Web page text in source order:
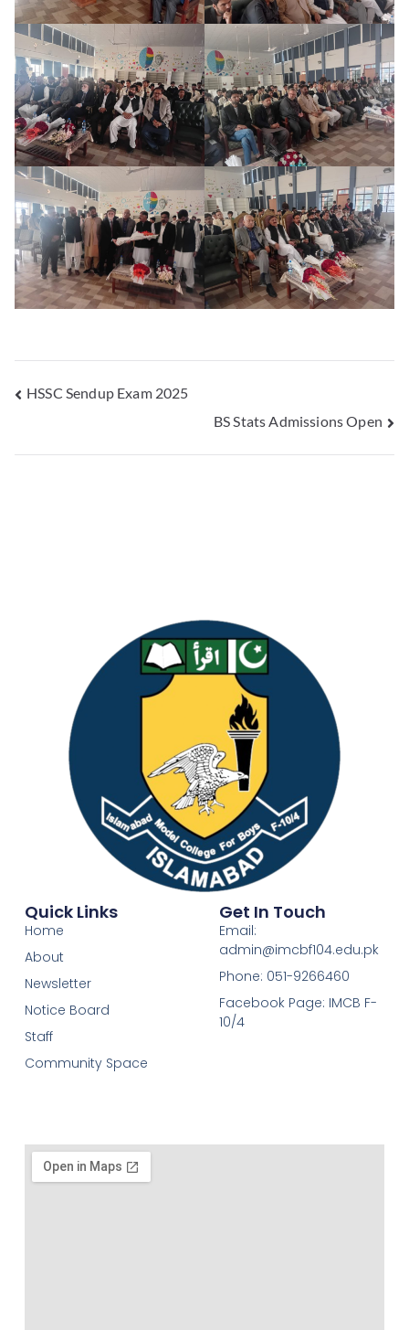
HSSC Sendup Exam 2025
BS Stats Admissions Open
Quick Links
Home
About
Newsletter
Notice Board
Staff
Community Space
Get In Touch
Email:
admin@imcbf104.edu.pk
Phone: 051-9266460
Facebook Page: IMCB F-
10/4